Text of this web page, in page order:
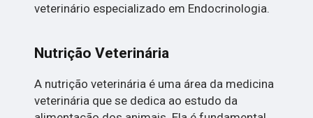
veterinário especializado em Endocrinologia.
Nutrição Veterinária
A nutrição veterinária é uma área da medicina
veterinária que se dedica ao estudo da